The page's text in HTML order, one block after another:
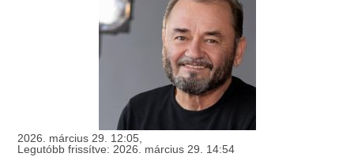
2026. március 29. 12:05,
Legutóbb frissítve: 2026. március 29. 14:54